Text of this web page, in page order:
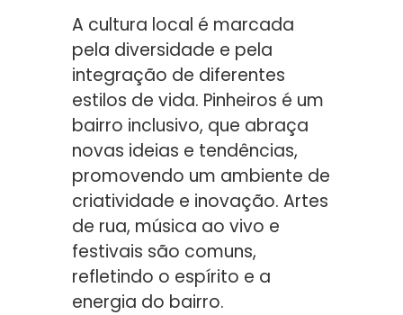
A cultura local é marcada
pela diversidade e pela
integração de diferentes
estilos de vida. Pinheiros é um
bairro inclusivo, que abraça
novas ideias e tendências,
promovendo um ambiente de
criatividade e inovação. Artes
de rua, música ao vivo e
festivais são comuns,
refletindo o espírito e a
energia do bairro.